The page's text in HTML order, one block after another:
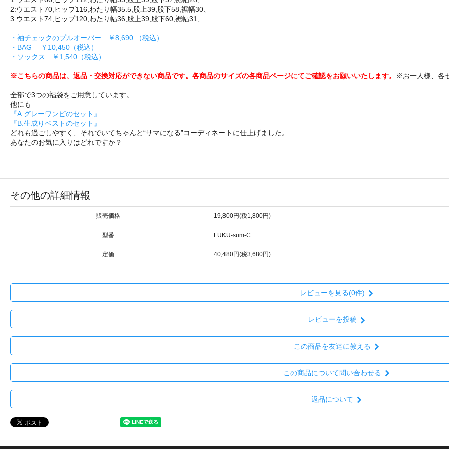
2:ウエスト70,ヒップ116,わたり幅35.5,股上39,股下58,裾幅30、
3:ウエスト74,ヒップ120,わたり幅36,股上39,股下60,裾幅31、
・袖チェックのプルオーバー ￥8,690 （税込）
・BAG ￥10,450（税込）
・ソックス ￥1,540（税込）
※こちらの商品は、返品・交換対応ができない商品です。各商品のサイズの各商品ページにてご確認をお願いいたします。 ※お一人様、各
全部で3つの福袋をご用意しています。
他にも
『A.グレーワンピのセット』
『B.生成りベストのセット』
どれも過ごしやすく、それでいてちゃんと“サマになる”コーディネートに仕上げました。
あなたのお気に入りはどれですか？
その他の詳細情報
販売価格 19,800円(税1,800円)
型番 FUKU-sum-C
定価 40,480円(税3,680円)
レビューを見る(0件)
レビューを投稿
この商品を友達に教える
この商品について問い合わせる
返品について